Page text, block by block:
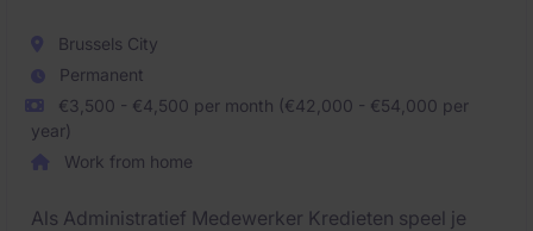
Brussels City
Permanent
€3,500 - €4,500 per month (€42,000 - €54,000 per
year)
Work from home
Als Administratief Medewerker Kredieten speel je